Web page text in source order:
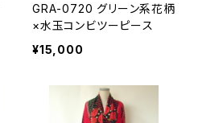
GRA-0720 グリーン系花柄
×水玉コンビツーピース
¥15,000